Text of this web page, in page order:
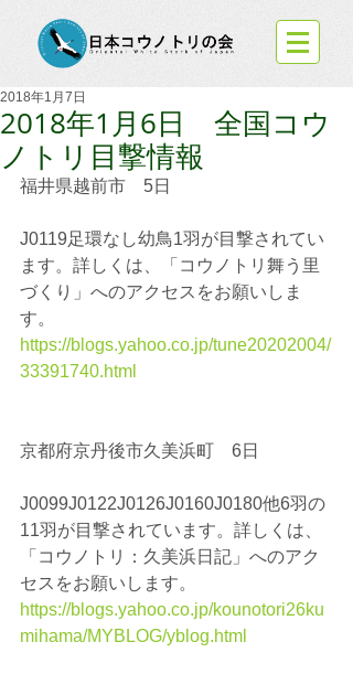
2018年1月6日 全国コウ
ノトリ目撃情報
2018年1月7日
福井県越前市　5日
J0119足環なし幼鳥1羽が目撃されてい
ます。詳しくは、「コウノトリ舞う里
づくり」へのアクセスをお願いしま
す。
https://blogs.yahoo.co.jp/tune20202004/
33391740.html
京都府京丹後市久美浜町　6日
J0099J0122J0126J0160J0180他6羽の
11羽が目撃されています。詳しくは、
「コウノトリ：久美浜日記」へのアク
セスをお願いします。
https://blogs.yahoo.co.jp/kounotori26ku
mihama/MYBLOG/yblog.html